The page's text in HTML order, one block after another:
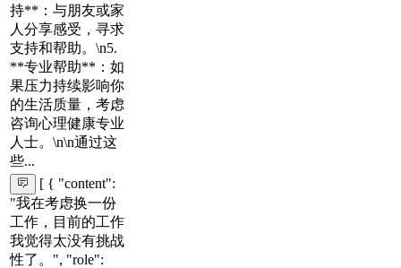
持**：与朋友或家
人分享感受，寻求
支持和帮助。\n5.
**专业帮助**：如
果压力持续影响你
的生活质量，考虑
咨询心理健康专业
人士。\n\n通过这
些...
[ { "content":
"我在考虑换一份
工作，目前的工作
我觉得太没有挑战
性了。", "role":